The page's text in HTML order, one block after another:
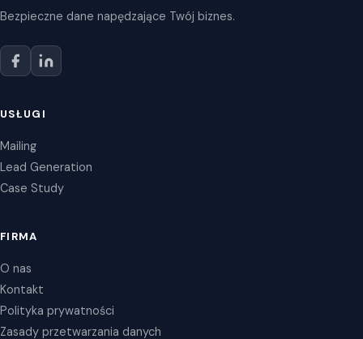
Bezpieczne dane napędzające Twój biznes.
USŁUGI
Mailing
Lead Generation
Case Study
FIRMA
O nas
Kontakt
Polityka prywatności
Zasady przetwarzania danych